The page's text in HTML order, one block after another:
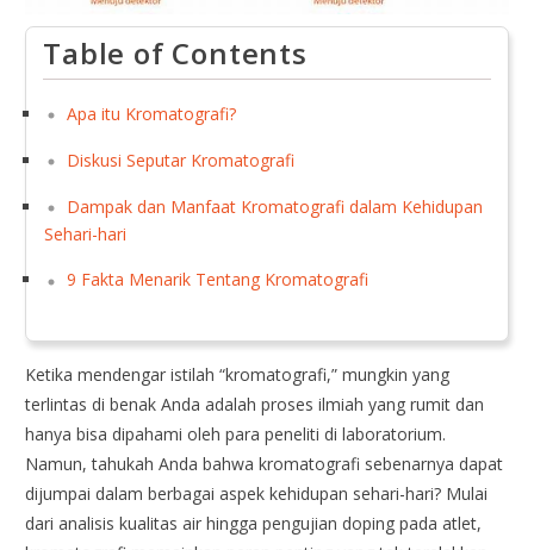
Table of Contents
Apa itu Kromatografi?
Diskusi Seputar Kromatografi
Dampak dan Manfaat Kromatografi dalam Kehidupan
Sehari-hari
9 Fakta Menarik Tentang Kromatografi
Ketika mendengar istilah “kromatografi,” mungkin yang
terlintas di benak Anda adalah proses ilmiah yang rumit dan
hanya bisa dipahami oleh para peneliti di laboratorium.
Namun, tahukah Anda bahwa kromatografi sebenarnya dapat
dijumpai dalam berbagai aspek kehidupan sehari-hari? Mulai
dari analisis kualitas air hingga pengujian doping pada atlet,